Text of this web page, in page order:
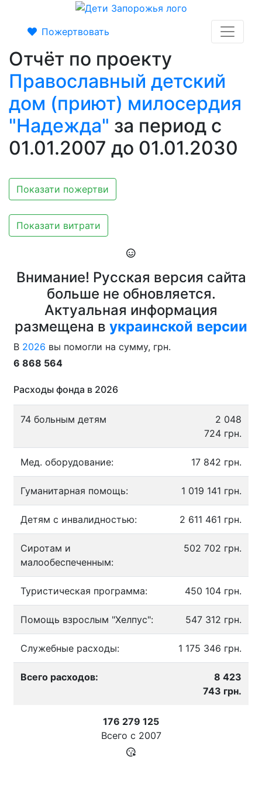
Пожертвовать
Отчёт по проекту
Православный детский
дом (приют) милосердия
"Надежда" за период с
01.01.2007 до 01.01.2030
Показати пожертви
Показати витрати
Внимание! Русская версия сайта
больше не обновляется.
Актуальная информация
размещена в украинской версии
В 2026 вы помогли на сумму, грн.
6 868 564
Расходы фонда в 2026
74 больным детям
2 048
724 грн.
Мед. оборудование: 17 842 грн.
Гуманитарная помощь: 1 019 141 грн.
Детям с инвалидностью: 2 611 461 грн.
Сиротам и
малообеспеченным:
502 702 грн.
Туристическая программа: 450 104 грн.
Помощь взрослым "Хелпус": 547 312 грн.
Служебные расходы: 1 175 346 грн.
Всего расходов:
8 423
743 грн.
176 279 125
Всего с 2007